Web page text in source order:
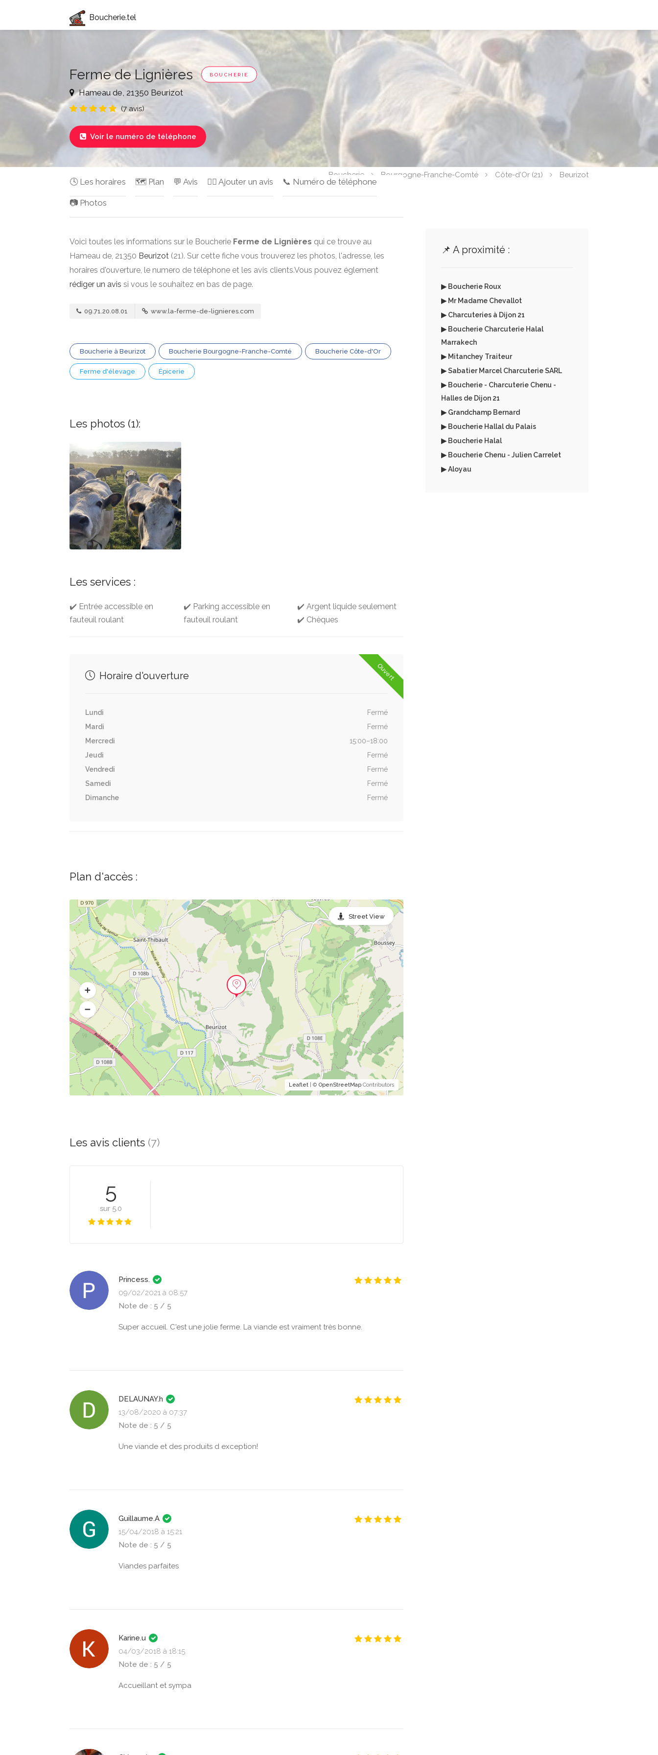
Boucherie.tel
Ferme de Lignières BOUCHERIE
Hameau de, 21350 Beurizot
(7 avis)
 Voir le numéro de téléphone
Boucherie Bourgogne-Franche-Comté Côte-d'Or (21) Beurizot
🕓 Les horaires 🗺️ Plan 💬 Avis ✍🏻 Ajouter un avis 📞 Numéro de téléphone
📷 Photos
Voici toutes les informations sur le Boucherie Ferme de Lignières qui ce trouve au
Hameau de, 21350 Beurizot (21). Sur cette fiche vous trouverez les photos, l'adresse, les
horaires d'ouverture, le numero de téléphone et les avis clients.Vous pouvez églement
rédiger un avis si vous le souhaitez en bas de page.
09.71.20.08.01 www.la-ferme-de-lignieres.com
Boucherie à Beurizot Boucherie Bourgogne-Franche-Comté Boucherie Côte-d'Or
Ferme d'élevage Épicerie
Les photos (1):
Les services :
✔️ Entrée accessible en
fauteuil roulant
✔️ Parking accessible en
fauteuil roulant
✔️ Argent liquide seulement
✔️ Chèques
Ouvert
Horaire d'ouverture
Lundi
Fermé
Mardi
Fermé
Mercredi
15:00–18:00
Jeudi
Fermé
Vendredi
Fermé
Samedi
Fermé
Dimanche
Fermé
Plan d'accès :
Leaflet| © OpenStreetMapContributors
Street View
Les avis clients (7)
5
sur 5.0
Princess.
09/02/2021 à 08:57
Note de : 5 / 5
Super accueil. C'est une jolie ferme. La viande est vraiment très bonne.
DELAUNAY.h
13/08/2020 à 07:37
Note de : 5 / 5
Une viande et des produits d exception!
Guillaume.A
15/04/2018 à 15:21
Note de : 5 / 5
Viandes parfaites
Karine.u
04/03/2018 à 18:15
Note de : 5 / 5
Accueillant et sympa
📌 A proximité :
▶ Boucherie Roux
▶ Mr Madame Chevallot
▶ Charcuteries à Dijon 21
▶ Boucherie Charcuterie Halal
Marrakech
▶ Mitanchey Traiteur
▶ Sabatier Marcel Charcuterie SARL
▶ Boucherie - Charcuterie Chenu -
Halles de Dijon 21
▶ Grandchamp Bernard
▶ Boucherie Hallal du Palais
▶ Boucherie Halal
▶ Boucherie Chenu - Julien Carrelet
▶ Aloyau